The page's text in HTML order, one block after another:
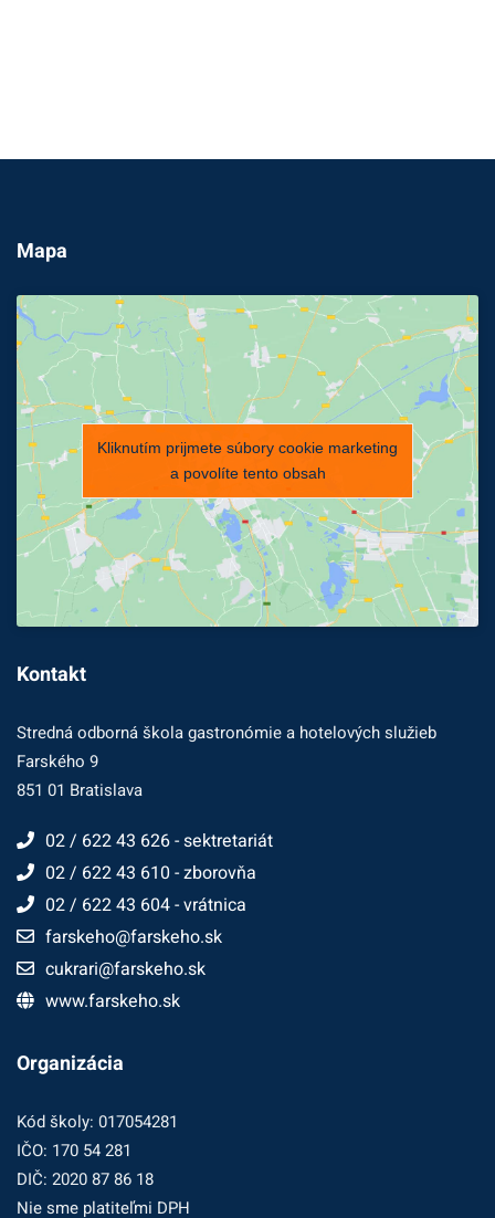
Mapa
Kliknutím prijmete súbory cookie marketing
a povolíte tento obsah
Kontakt
Stredná odborná škola gastronómie a hotelových služieb
Farského 9
851 01 Bratislava
02 / 622 43 626 - sektretariát
02 / 622 43 610 - zborovňa
02 / 622 43 604 - vrátnica
farskeho@farskeho.sk
cukrari@farskeho.sk
www.farskeho.sk
Organizácia
Kód školy: 017054281
IČO: 170 54 281
DIČ: 2020 87 86 18
Nie sme platiteľmi DPH